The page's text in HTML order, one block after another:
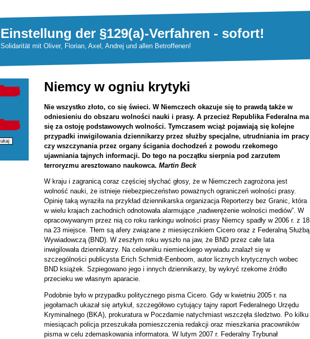
Einstellung der §129(a)-Verfahren - sofort!
Solidarität mit Oliver, Florian, Axel, Andrej und allen Betroffenen!
Niemcy w ogniu krytyki
Nie wszystko złoto, co się świeci. W Niemczech okazuje się to prawdą także w
odniesieniu do obszaru wolności nauki i prasy. A przecież Republika Federalna ma
się za ostoję podstawowych wolności. Tymczasem wciąż pojawiają się kolejne
przypadki inwigilowania dziennikarzy przez służby specjalne, utrudniania im pracy
czy wszczynania przez organy ścigania dochodzeń z powodu rzekomego
ujawniania tajnych informacji. Do tego na początku sierpnia pod zarzutem
terroryzmu aresztowano naukowca. Martin Beck
W kraju i zagranicą coraz częściej słychać głosy, że w Niemczech zagrożona jest
wolność nauki, że istnieje niebezpieczeństwo poważnych ograniczeń wolności prasy.
Opinię taką wyraziła na przykład dziennikarska organizacja Reporterzy bez Granic, która
w wielu krajach zachodnich odnotowała alarmujące „nadwerężenie wolności mediów”. W
opracowywanym przez nią co roku rankingu wolności prasy Niemcy spadły w 2006 r. z 18
na 23 miejsce. Tłem są afery związane z miesięcznikiem Cicero oraz z Federalną Służbą
Wywiadowczą (BND). W zeszłym roku wyszło na jaw, że BND przez całe lata
inwigilowała dziennikarzy. Na celowniku niemieckiego wywiadu znalazł się w
szczególności publicysta Erich Schmidt-Eenboom, autor licznych krytycznych wobec
BND książek. Szpiegowano jego i innych dziennikarzy, by wykryć rzekome źródło
przecieku we własnym aparacie.
Podobnie było w przypadku politycznego pisma Cicero. Gdy w kwietniu 2005 r. na
jegołamach ukazał się artykuł, szczegółowo cytujący tajny raport Federalnego Urzędu
Kryminalnego (BKA), prokuratura w Poczdamie natychmiast wszczęła śledztwo. Po kilku
miesiącach policja przeszukała pomieszczenia redakcji oraz mieszkania pracowników
pisma w celu zdemaskowania informatora. W lutym 2007 r. Federalny Trybunał